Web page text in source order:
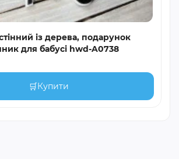
із дерева, подарунок
бабусі, годинник для бабусі hwd-A0738
🛒Купити